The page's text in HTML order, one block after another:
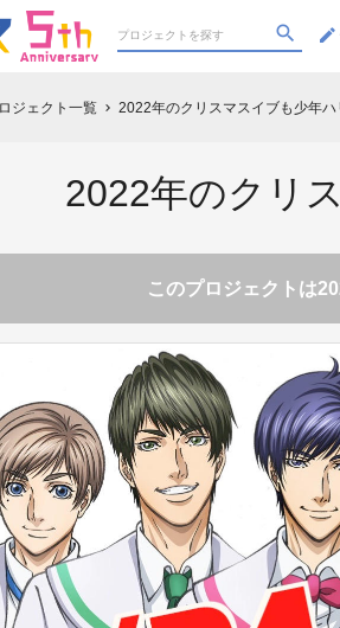
ジェクト一覧 chevron_right 2022年のクリスマスイブも少年ハ
2022年のクリ
このプロジェクトは